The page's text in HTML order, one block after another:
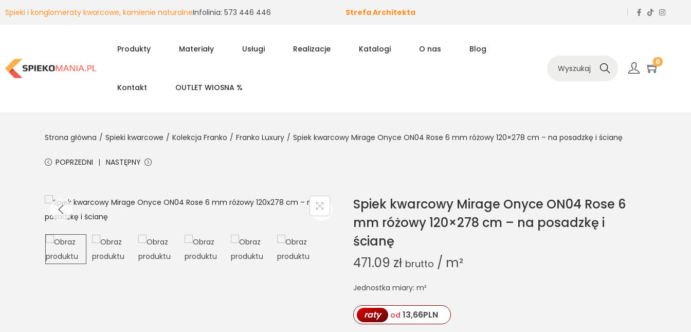
Spieki i konglomeraty kwarcowe, kamienie naturalneInfolinia: 573 446 446 Strefa Architekta
Produkty Materiały Usługi Realizacje Katalogi O nas Blog
Kontakt OUTLET WIOSNA %
Szukaj
0
Strona główna / Spieki kwarcowe / Kolekcja Franko / Franko Luxury / Spiek kwarcowy Mirage Onyce ON04 Rose 6 mm różowy 120×278 cm – na posadzkę i ścianę
POPRZEDNI NASTĘPNY
Spiek kwarcowy Mirage Onyce ON04 Rose 6
mm różowy 120×278 cm – na posadzkę i
ścianę
471.09 zł brutto / m²
Jednostka miary: m²
raty od 13,66PLN